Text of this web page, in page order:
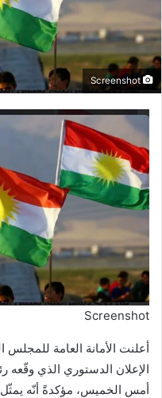
Screenshot
أعلنت الأمانة العامة
الإعلان الدستوري الذي وقّعه
أمس الخميس، مؤكدةً أنّه